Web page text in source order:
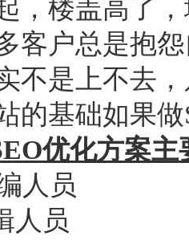
，楼盖高了
客户总是抱
不是上不去
的基础如果做
优化方案
人员
人员